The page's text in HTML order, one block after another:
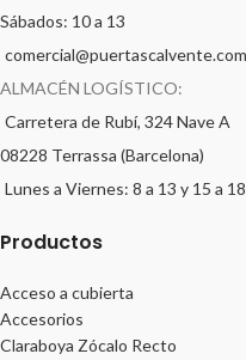
Sábados: 10 a 13
comercial@puertascalvente.com
ALMACÉN LOGÍSTICO:
Carretera de Rubí, 324 Nave A
08228 Terrassa (Barcelona)
Lunes a Viernes: 8 a 13 y 15 a 18
Productos
Acceso a cubierta
Accesorios
Claraboya Zócalo Recto